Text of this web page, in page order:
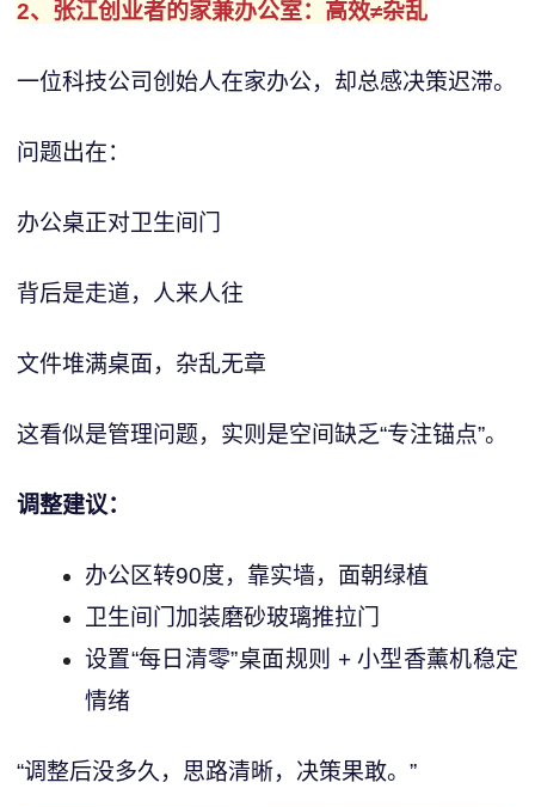
2、张江创业者的家兼办公室：高效≠杂乱
一位科技公司创始人在家办公，却总感决策迟滞。
问题出在：
办公桌正对卫生间门
背后是走道，人来人往
文件堆满桌面，杂乱无章
这看似是管理问题，实则是空间缺乏“专注锚点”。
调整建议：
办公区转90度，靠实墙，面朝绿植
卫生间门加装磨砂玻璃推拉门
设置“每日清零”桌面规则 + 小型香薰机稳定
情绪
“调整后没多久，思路清晰，决策果敢。”